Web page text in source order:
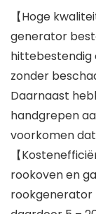
【Hoge
generator
hittebestendig
zonder
Daarnaast
handgrepen
voorkomen
【
rookoven en
rookgenerator